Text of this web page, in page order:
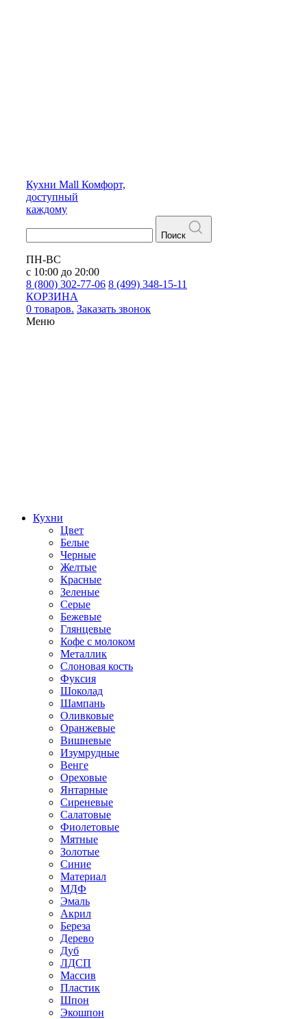
Кухни Mall Комфорт,
доступный
каждому
Поиск
ПН-ВС
с 10:00 до 20:00
8 (800) 302-77-06 8 (499) 348-15-11
КОРЗИНА
0 товаров. Заказать звонок
Меню
Кухни
Цвет
Белые
Черные
Желтые
Красные
Зеленые
Серые
Бежевые
Глянцевые
Кофе с молоком
Металлик
Слоновая кость
Фуксия
Шоколад
Шампань
Оливковые
Оранжевые
Вишневые
Изумрудные
Венге
Ореховые
Янтарные
Сиреневые
Салатовые
Фиолетовые
Мятные
Золотые
Синие
Материал
МДФ
Эмаль
Акрил
Береза
Дерево
Дуб
ЛДСП
Массив
Пластик
Шпон
Экошпон